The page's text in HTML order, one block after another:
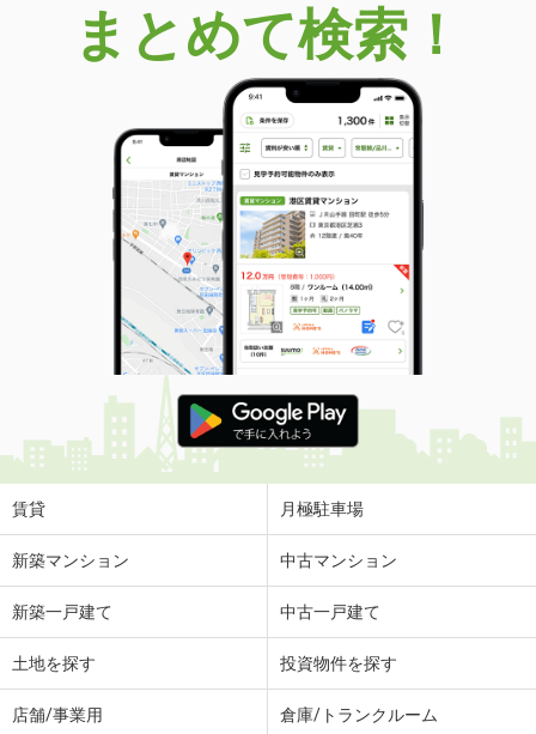
まとめて検索！
賃貸 月極駐車場
新築マンション 中古マンション
新築一戸建て 中古一戸建て
土地を探す 投資物件を探す
店舗/事業用 倉庫/トランクルーム